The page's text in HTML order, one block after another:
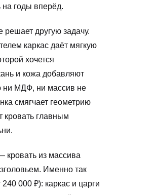
на годы вперёд.
решает другую задачу.
каркас даёт мягкую
хочется
и кожа добавляют
ни МДФ, ни массив не
смягчает геометрию
кровать главным
кровать из массива
Именно так
240 000 ₽): каркас и царги